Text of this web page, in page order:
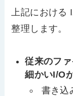
上記におけ
整理します。
従来のフ
細かいI/O
書き込